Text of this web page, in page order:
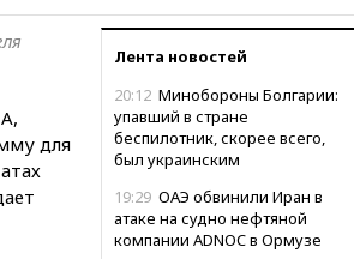
Лента новостей
20:12 Минобороны Болгарии:
упавший в стране
беспилотник, скорее всего,
был украинским
19:29 ОАЭ обвинили Иран в
атаке на судно нефтяной
компании ADNOC в Ормузе
для